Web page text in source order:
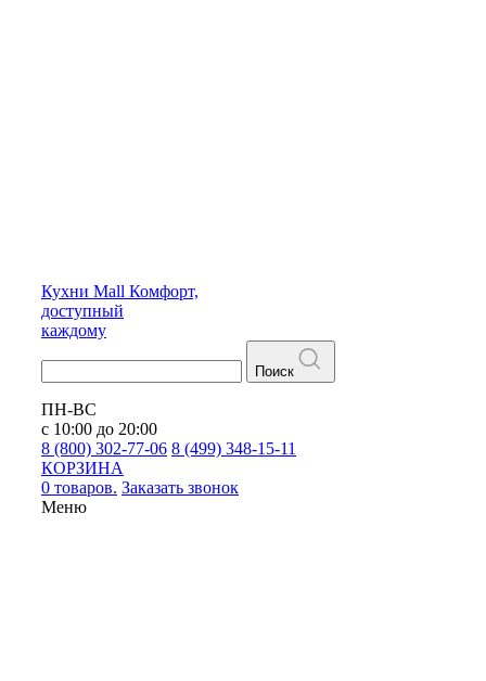
Кухни Mall Комфорт,
доступный
каждому
Поиск
ПН-ВС
с 10:00 до 20:00
8 (800) 302-77-06 8 (499) 348-15-11
КОРЗИНА
0 товаров. Заказать звонок
Меню